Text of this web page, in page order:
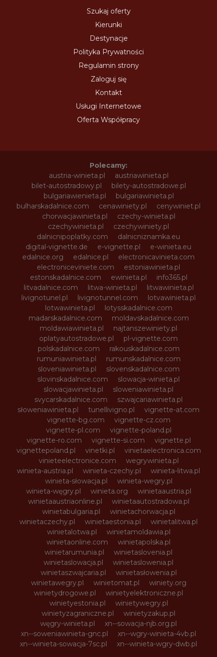
Szukaj oferty
Kierunki
Destynacje
Polityka Prywatności
Regulamin strony
Zaloguj się
Kontakt
Usługi Internetowe
Oferta Współpracy
Polecamy:
austria-winieta.pl
austriawinieta.pl
bilet-autostradowy.pl
bilety-autostradowe.pl
bulgariawienieta.pl
bulgariawinieta.pl
bulharskadalnice.com
cenawiniety.pl
cenywiniet.pl
chorwacjawinieta.pl
czechy-winieta.pl
czechywinieta.pl
czechywiniety.pl
dalnicnipoplatky.com
dalnicniznamka.eu
digital-vignette.de
e-vignette.pl
e-winieta.eu
edalnice.org
edalnice.pl
electronicavinieta.com
electroniceviniete.com
estoniawinieta.pl
estonskadalnice.com
ewinieta.pl
info365.pl
litvadalnice.com
litwa-winieta.pl
litwawinieta.pl
livignotunel.pl
livignotunnel.com
lotvawinieta.pl
lotwawinieta.pl
lotysskadalnice.com
madarskadalnice.com
moldavskadalnice.com
moldawiawinieta.pl
najtanszewiniety.pl
oplatyautostradowe.pl
pl-vignette.com
polskadalnice.com
rakouskadalnice.com
rumuniawinieta.pl
rumunskadalnice.com
sloveniawinieta.pl
slovenskadalnice.com
slovinskadalnice.com
slowacja-winieta.pl
slowacjawinieta.pl
sloweniawinieta.pl
svycarskadalnice.com
szwajcariawinieta.pl
słoweniawinieta.pl
tunellivigno.pl
vignette-at.com
vignette-bg.com
vignette-cz.com
vignette-pl.com
vignette-poland.pl
vignette-ro.com
vignette-si.com
vignette.pl
vignettepoland.pl
vinetki.pl
vinietaelectronica.com
vinieteelectronice.com
wegrywinieta.pl
winieta-austria.pl
winieta-czechy.pl
winieta-litwa.pl
winieta-słowacja.pl
winieta-wegry.pl
winieta-węgry.pl
winieta.org
winietaaustria.pl
winietaaustriaonline.pl
winietaautostradowa.pl
winietabulgaria.pl
winietachorwacja.pl
winietaczechy.pl
winietaestonia.pl
winietalitwa.pl
winietalotwa.pl
winietamoldawia.pl
winietaonline.com
winietapolska.pl
winietarumunia.pl
winietaslovenia.pl
winietaslowacja.pl
winietaslowenia.pl
winietaszwajcaria.pl
winietasłowenia.pl
winietawegry.pl
winietomat.pl
winiety.org
winietydrogowe.pl
winietyelektroniczne.pl
winietyestonia.pl
winietywegry.pl
winietyzagraniczne.pl
winietyzakup.pl
węgry-winieta.pl
xn--sowacja-njb.org.pl
xn--soweniawinieta-gnc.pl
xn--wgry-winieta-4vb.pl
xn--winieta-sowacja-7sc.pl
xn--winieta-wgry-dwb.pl